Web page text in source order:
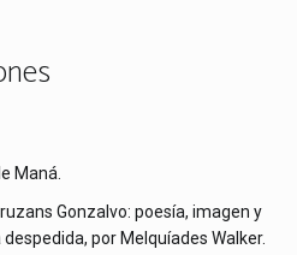
Maná.
Gonzalvo: poesía, imagen y
por Melquíades Walker.